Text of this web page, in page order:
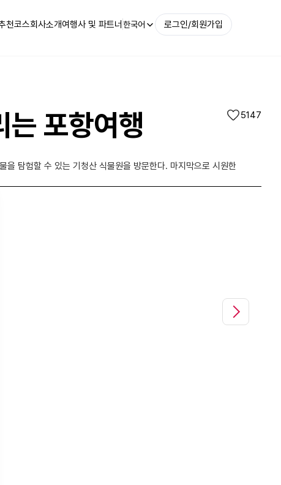
천코스회사소개여행사 및 파트너 한국어 로그인/회원가입
포항여행 5147
탐험할 수 있는 기청산 식물원을 방문한다. 마지막으로 시원한